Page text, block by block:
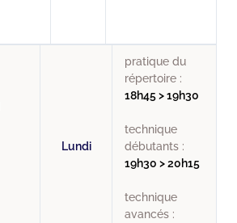
Lundi
pratique du
répertoire :
18h45 > 19h30
technique
débutants :
19h30 > 20h15
technique
avancés :